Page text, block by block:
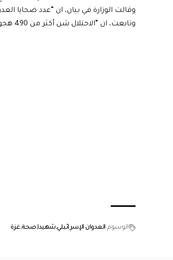
وقالت الوزارة في بيان، ان “عدد ضحايا العدوان الإسرائيلي ارتفع إلى
وتابعت، ان “الاحتلال شن أكثر من 490 هجوما على المنشآت الصحية في القطاع لمنع كل أشكال الحياة”
الوسوم العدوان الإسرائيلي شهيدا صحة غزة